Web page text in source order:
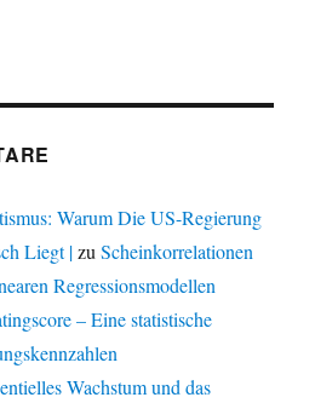
Warum Die US-Regierung
Liegt |zuScheinkorrelationen
Regressionsmodellen
– Eine statistische
Wachstum und das